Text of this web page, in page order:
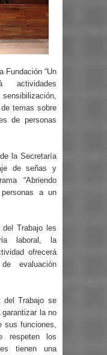
Fundación “Un
actividades
temas sobre
de personas
la Secretaría
de señas y
“Abriendo
a un
Trabajo les
laboral, la
ofrecerá
evaluación
del Trabajo se
garantizar la no
sus funciones,
respeten los
tienen una